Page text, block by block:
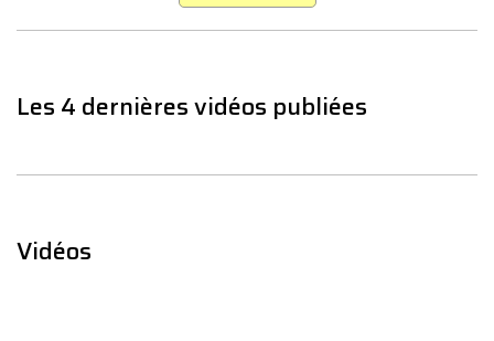
Les 4 dernières vidéos publiées
Vidéos